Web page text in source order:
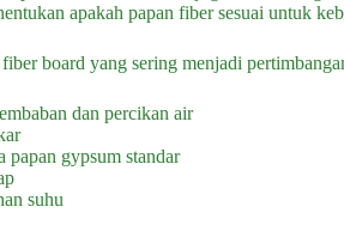
apakah papan fiber sesuai untuk
board yang sering menjadi
dan percikan air
papan gypsum standar
suhu